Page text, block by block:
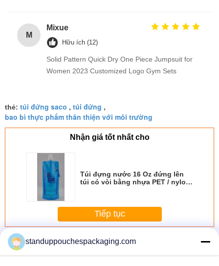
M
Mixue
Hữu ích (12)
Solid Pattern Quick Dry One Piece Jumpsuit for
Women 2023 Customized Logo Gym Sets
thẻ: túi đứng saco , túi đứng ,
bao bì thực phẩm thân thiện với môi trường
Nhận giá tốt nhất cho
Túi đựng nước 16 Oz đứng lên
túi có vòi bằng nhựa PET / nylon
Tiếp tục
HơnResealable Stand Up Pouches
standuppouchespackaging.com